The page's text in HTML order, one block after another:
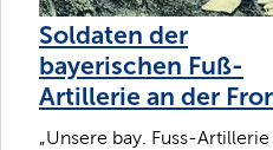
Soldaten der
bayerischen Fuß-
Artillerie an der
„Unsere bay. Fuss-Artillerie